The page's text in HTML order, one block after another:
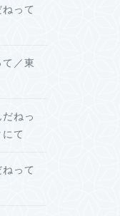
って
／東
ねっ
て
って